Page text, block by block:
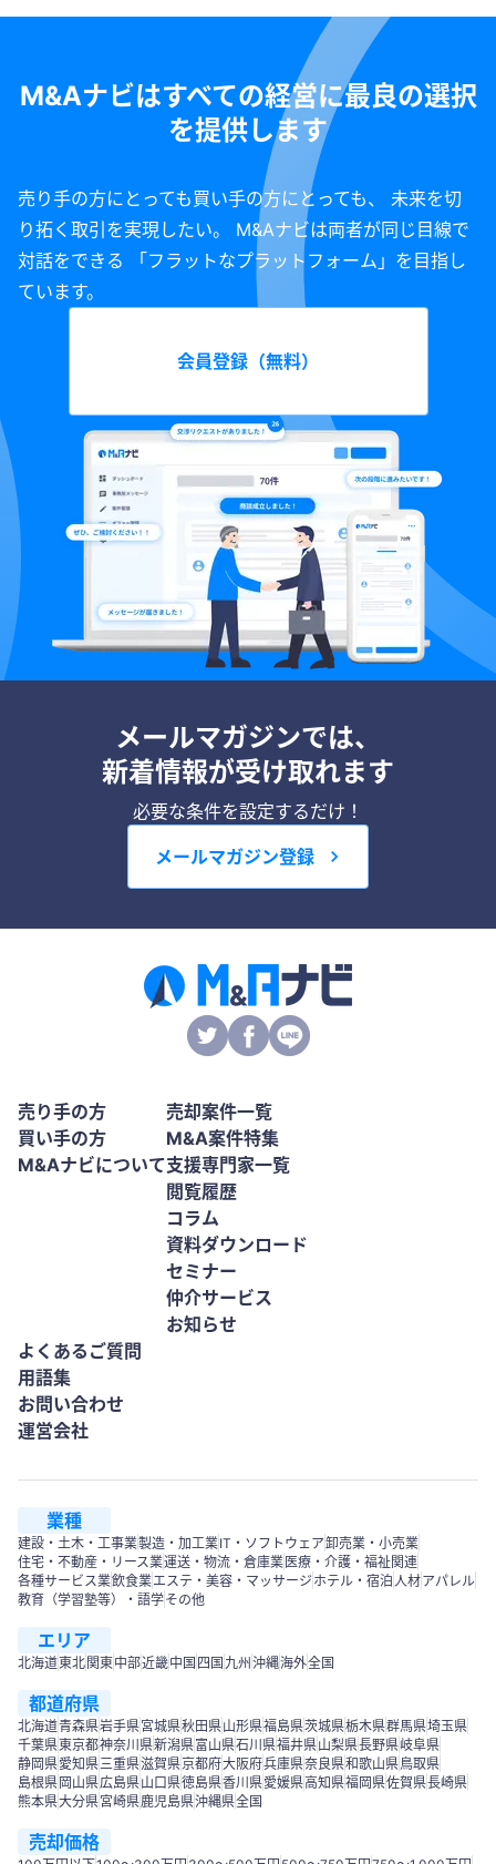
店名の変更可能 ・2024年2月末までにお相手がいなければ、お店を閉めようと
思っています。 ・集客サイト・SNSの引き継ぎ可能
M&Aナビはすべての経営に最良の選択
を提供します
売り手の方にとっても買い手の方にとっても、 未来を切
り拓く取引を実現したい。 M&Aナビは両者が同じ目線で
対話をできる 「フラットなプラットフォーム」を目指し
ています。
会員登録（無料）
メールマガジンでは、
新着情報が受け取れます
必要な条件を設定するだけ！
メールマガジン登録
売り手の方
買い手の方
M&Aナビについて
売却案件一覧
M&A案件特集
支援専門家一覧
閲覧履歴
コラム
資料ダウンロード
セミナー
仲介サービス
お知らせ
よくあるご質問
用語集
お問い合わせ
運営会社
業種
建設・土木・工事業製造・加工業IT・ソフトウェア卸売業・小売業
住宅・不動産・リース業運送・物流・倉庫業 医療・介護・福祉関連
各種サービス業飲食業エステ・美容・マッサージ ホテル・宿泊 人材アパレル
教育（学習塾等）・語学その他
エリア
北海道東北 関東中部近畿中国 四国 九州 沖縄海外全国
都道府県
北海道青森県岩手県宮城県秋田県山形県福島県茨城県栃木県群馬県埼玉県
千葉県東京都神奈川県新潟県富山県石川県福井県山梨県長野県岐阜県
静岡県愛知県三重県滋賀県京都府大阪府兵庫県奈良県和歌山県鳥取県
島根県 岡山県広島県山口県徳島県香川県愛媛県高知県福岡県佐賀県長崎県
熊本県大分県宮崎県鹿児島県沖縄県全国
売却価格